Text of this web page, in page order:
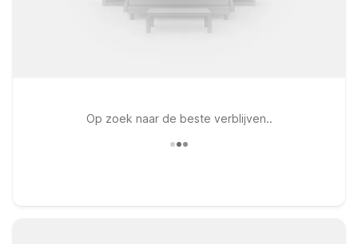
Op zoek naar de beste verblijven..